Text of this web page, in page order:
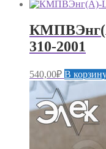
310-2001
540,00₽ В